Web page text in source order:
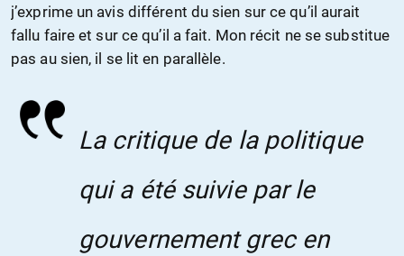
j’exprime un avis différent du sien sur ce qu’il aurait
fallu faire et sur ce qu’il a fait. Mon récit ne se substitue
pas au sien, il se lit en parallèle.
La critique de la politique
qui a été suivie par le
gouvernement grec en